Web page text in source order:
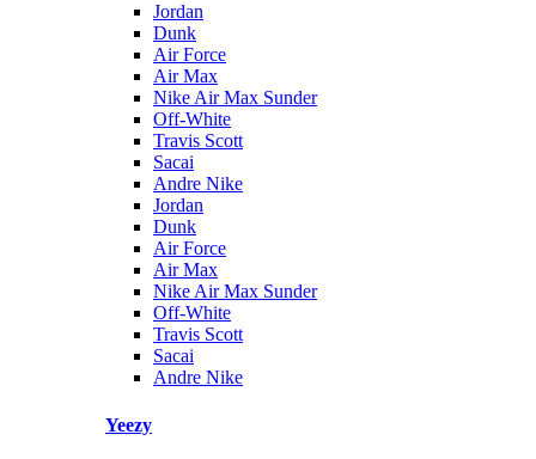
Jordan
Dunk
Air Force
Air Max
Nike Air Max Sunder
Off-White
Travis Scott
Sacai
Andre Nike
Jordan
Dunk
Air Force
Air Max
Nike Air Max Sunder
Off-White
Travis Scott
Sacai
Andre Nike
Yeezy